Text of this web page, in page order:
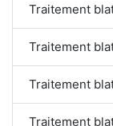
Traitement
Traitement
Traitement
Traitement